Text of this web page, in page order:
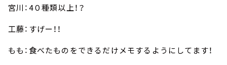
宮川：4０種類以上！？
工藤：すげー！！
もも：食べたものをできるだけメモするようにしてます！